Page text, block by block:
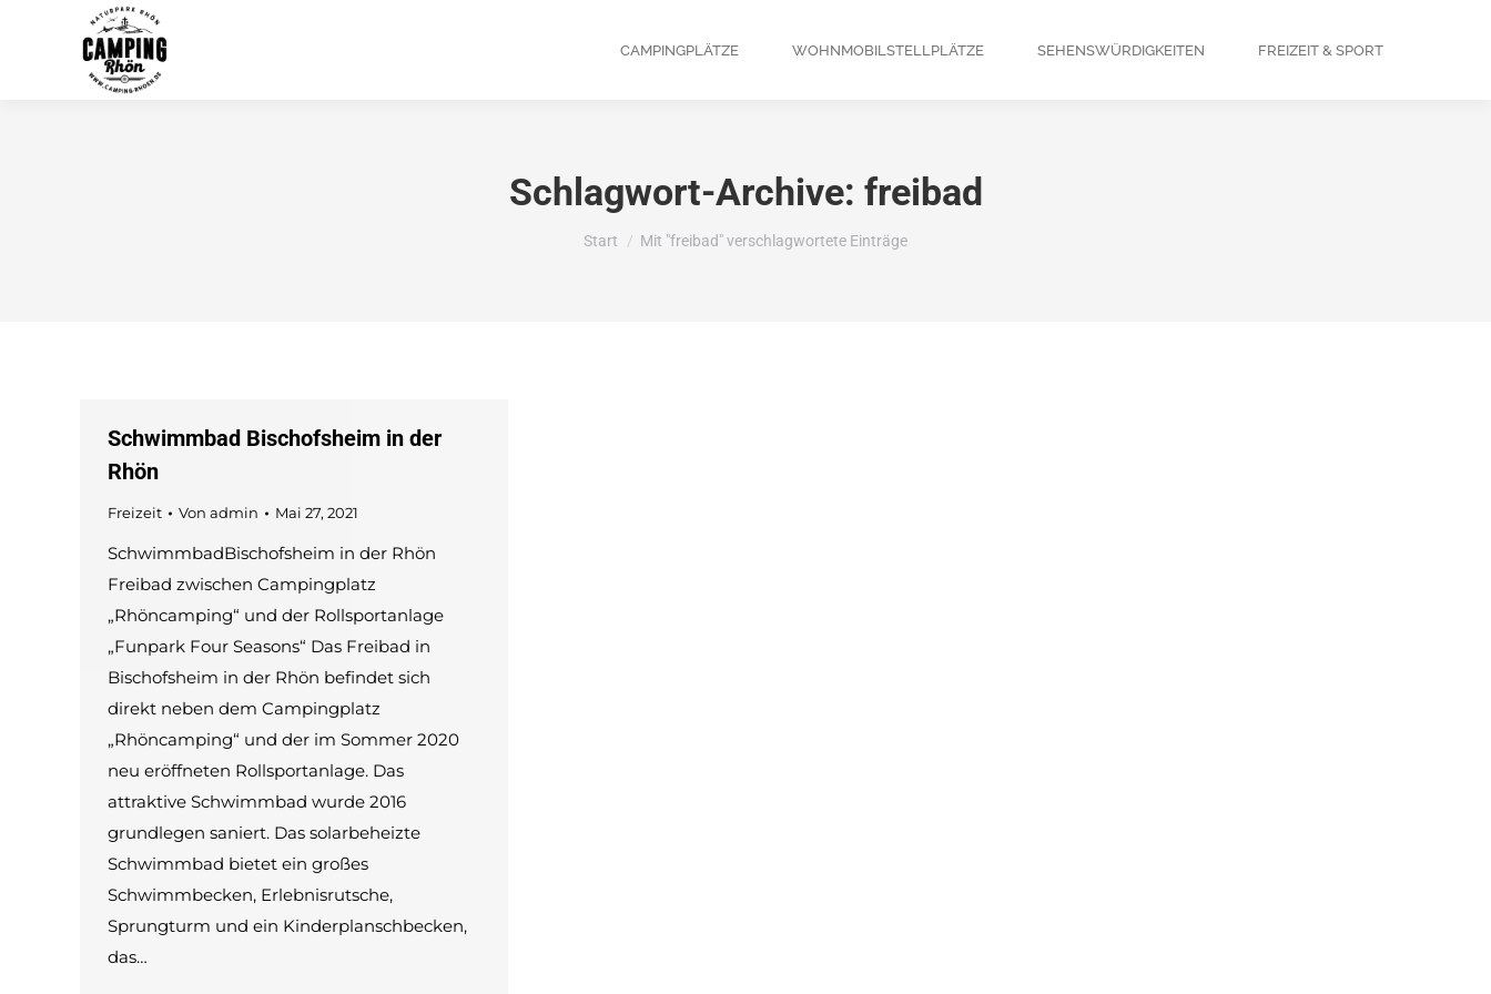
CAMPINGPLÄTZE WOHNMOBILSTELLPLÄTZE SEHENSWÜRDIGKEITEN FREIZEIT & SPORT
Schlagwort-Archive: freibad
Sie befinden sich hier:
Start Mit "freibad" verschlagwortete Einträge
Schwimmbad Bischofsheim in der
Rhön
Freizeit Von admin Mai 27, 2021
SchwimmbadBischofsheim in der Rhön
Freibad zwischen Campingplatz
„Rhöncamping“ und der Rollsportanlage
„Funpark Four Seasons“ Das Freibad in
Bischofsheim in der Rhön befindet sich
direkt neben dem Campingplatz
„Rhöncamping“ und der im Sommer 2020
neu eröffneten Rollsportanlage. Das
attraktive Schwimmbad wurde 2016
grundlegen saniert. Das solarbeheizte
Schwimmbad bietet ein großes
Schwimmbecken, Erlebnisrutsche,
Sprungturm und ein Kinderplanschbecken,
das…